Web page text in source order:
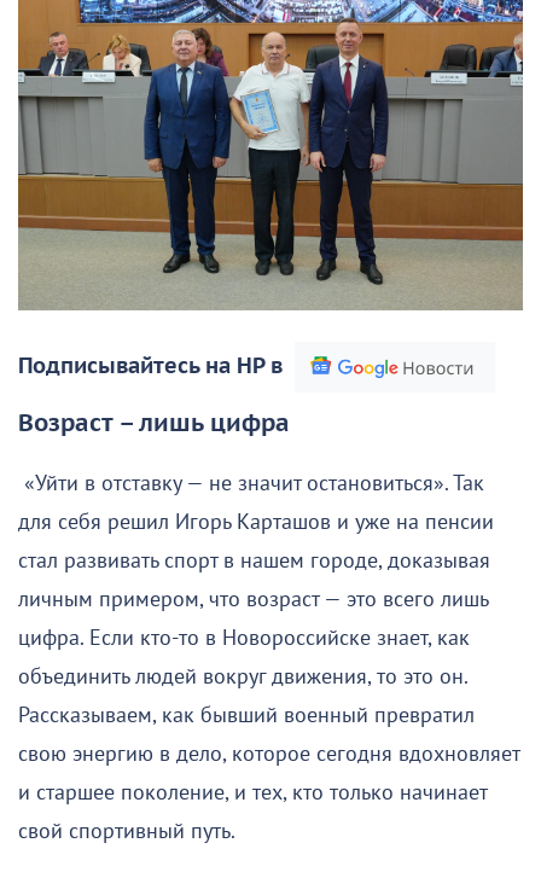
Подписывайтесь на НР в
Возраст – лишь цифра
«Уйти в отставку — не значит остановиться». Так
для себя решил Игорь Карташов и уже на пенсии
стал развивать спорт в нашем городе, доказывая
личным примером, что возраст — это всего лишь
цифра. Если кто-то в Новороссийске знает, как
объединить людей вокруг движения, то это он.
Рассказываем, как бывший военный превратил
свою энергию в дело, которое сегодня вдохновляет
и старшее поколение, и тех, кто только начинает
свой спортивный путь.